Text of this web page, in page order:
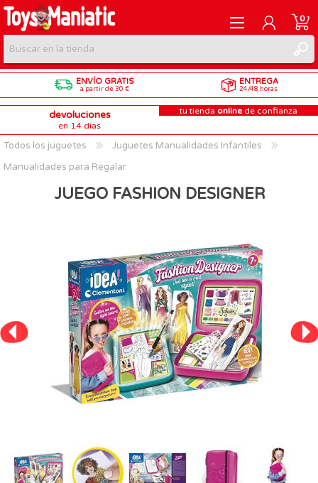
REGISTRARME
INICIAR SESIÓN
0
ENVÍO GRATIS
a partir de 30 €
ENTREGA
24/48 horas
devoluciones
en 14 días
tu tienda online de confianza
Todos los juguetes
Juguetes Manualidades Infantiles
Manualidades para Regalar
JUEGO FASHION DESIGNER